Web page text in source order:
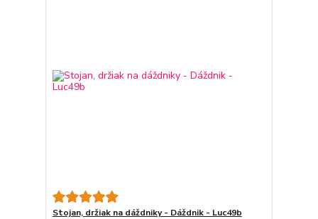
Stojan, držiak na dáždniky - Dáždnik - Luc49b